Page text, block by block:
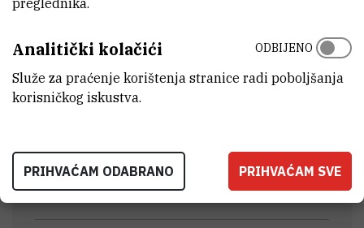
Znanstveni i stručni skupovi
26th European Meeting on Environmental
Ostala diseminacija
Analitički kolačići
Služe za praćenje korištenja stranice radi poboljšanja
korisničkog iskustva.
ODBIJENO
PRIHVAĆAM ODABRANO PRIHVAĆAM SVE